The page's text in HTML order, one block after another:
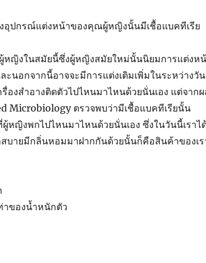
อุปกรณ์แต่งหน้าของคุณผู้หญิงนั้นมีเชื้อแบคทีเรีย
หญิงในสมัยนี้ซึ่งผู้หญิงสมัยใหม่นั้นนิยมการแต่งห
ะนอกจากนี้อาจจะมีการแต่งเติมเพิ่มในระหว่างวัน
องสำอางติดตัวไปไหนมาไหนด้วยนั่นเอง แต่จากผ
Microbiology ตรวจพบว่ามีเชื้อแบคทีเรียนั้น
หญิงพกไปไหนมาไหนด้วยนั่นเอง ซึ่งในวันนี้เราไ
สบายมีกลิ่นหอมมาฝากกันด้วยนั้นก็คือสินค้าของเร
ของน้ำหนักตัว